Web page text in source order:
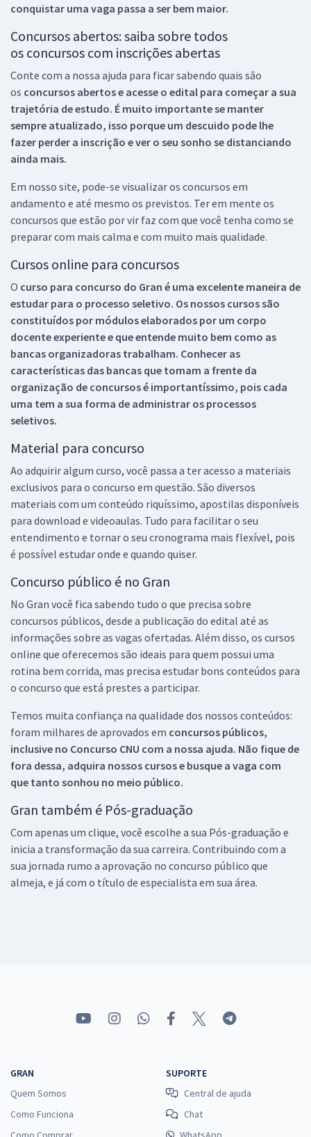
conquistar uma vaga passa a ser bem maior.
Concursos abertos: saiba sobre todos
os concursos com inscrições abertas
Conte com a nossa ajuda para ficar sabendo quais são
os concursos abertos e acesse o edital para começar a sua
trajetória de estudo. É muito importante se manter
sempre atualizado, isso porque um descuido pode lhe
fazer perder a inscrição e ver o seu sonho se distanciando
ainda mais.
Em nosso site, pode-se visualizar os concursos em
andamento e até mesmo os previstos. Ter em mente os
concursos que estão por vir faz com que você tenha como se
preparar com mais calma e com muito mais qualidade.
Cursos online para concursos
O curso para concurso do Gran é uma excelente maneira de
estudar para o processo seletivo. Os nossos cursos são
constituídos por módulos elaborados por um corpo
docente experiente e que entende muito bem como as
bancas organizadoras trabalham. Conhecer as
características das bancas que tomam a frente da
organização de concursos é importantíssimo, pois cada
uma tem a sua forma de administrar os processos
seletivos.
Material para concurso
Ao adquirir algum curso, você passa a ter acesso a materiais
exclusivos para o concurso em questão. São diversos
materiais com um conteúdo riquíssimo, apostilas disponíveis
para download e videoaulas. Tudo para facilitar o seu
entendimento e tornar o seu cronograma mais flexível, pois
é possível estudar onde e quando quiser.
Concurso público é no Gran
No Gran você fica sabendo tudo o que precisa sobre
concursos públicos, desde a publicação do edital até as
informações sobre as vagas ofertadas. Além disso, os cursos
online que oferecemos são ideais para quem possui uma
rotina bem corrida, mas precisa estudar bons conteúdos para
o concurso que está prestes a participar.
Temos muita confiança na qualidade dos nossos conteúdos:
foram milhares de aprovados em concursos públicos,
inclusive no Concurso CNU com a nossa ajuda. Não fique de
fora dessa, adquira nossos cursos e busque a vaga com
que tanto sonhou no meio público.
Gran também é Pós-graduação
Com apenas um clique, você escolhe a sua Pós-graduação e
inicia a transformação da sua carreira. Contribuindo com a
sua jornada rumo a aprovação no concurso público que
almeja, e já com o título de especialista em sua área.
GRAN
Quem Somos
Como Funciona
SUPORTE
Central de ajuda
Chat